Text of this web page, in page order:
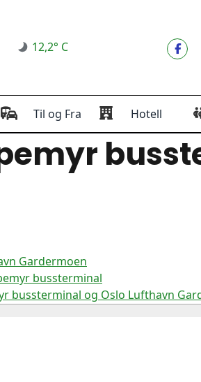
12,2° C
Til og Fra Hotell
Gardermoen
bussterminal
bussterminal og Oslo Lufthavn